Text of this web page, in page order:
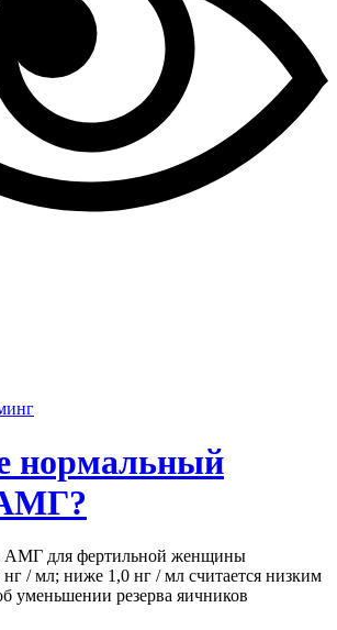
нормальный
АМГ для фертильной женщины
/ мл; ниже 1,0 нг / мл считается низким
уменьшении резерва яичников